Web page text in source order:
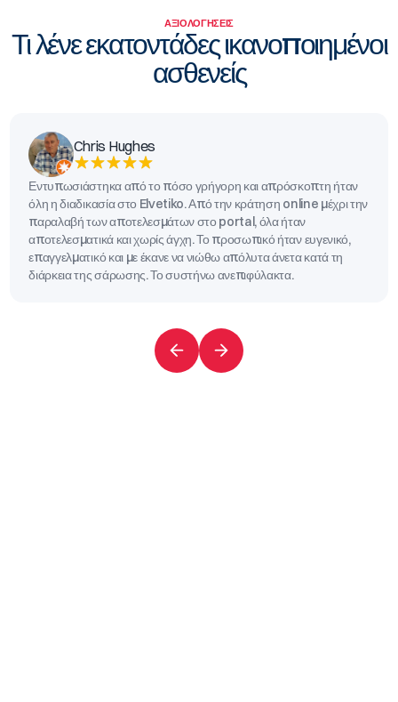
ΑΞΙΟΛΟΓΉΣΕΙΣ
Τι λένε εκατοντάδες ικανοποιημένοι
ασθενείς
Chris Hughes
Εντυπωσιάστηκα από το πόσο γρήγορη και απρόσκοπτη ήταν
όλη η διαδικασία στο Elvetiko. Από την κράτηση online μέχρι την
παραλαβή των αποτελεσμάτων στο portal, όλα ήταν
αποτελεσματικά και χωρίς άγχη. Το προσωπικό ήταν ευγενικό,
επαγγελματικό και με έκανε να νιώθω απόλυτα άνετα κατά τη
διάρκεια της σάρωσης. Το συστήνω ανεπιφύλακτα.